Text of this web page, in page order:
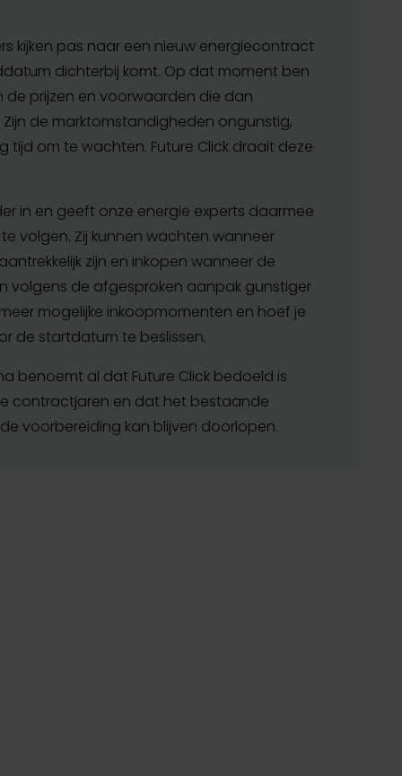
kijken pas naar een nieuw energiecontract
dichterbij komt. Op dat moment ben
de prijzen en voorwaarden die dan
Zijn de marktomstandigheden ongunstig,
tijd om te wachten. Future Click draait deze
in en geeft onze energie experts daarmee
volgen. Zij kunnen wachten wanneer
zijn en inkopen wanneer de
volgens de afgesproken aanpak gunstiger
mogelijke inkoopmomenten en hoef je
de startdatum te beslissen.
benoemt al dat Future Click bedoeld is
contractjaren en dat het bestaande
voorbereiding kan blijven doorlopen.